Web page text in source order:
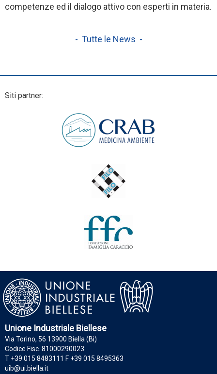
competenze ed il dialogo attivo con esperti in materia.
- Tutte le News -
Siti partner:
Unione Industriale Biellese
Via Torino, 56 13900 Biella (Bi)
Codice Fisc. 81000290023
T +39 015 8483111 F +39 015 8495363
uib@ui.biella.it